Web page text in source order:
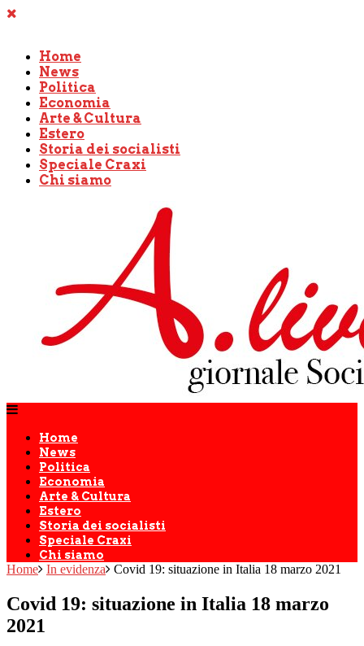
Home
News
Politica
Economia
Arte & Cultura
Estero
Storia dei socialisti
Speciale Craxi
Chi siamo
Home
News
Politica
Economia
Arte & Cultura
Estero
Storia dei socialisti
Speciale Craxi
Chi siamo
Home In evidenza Covid 19: situazione in Italia 18 marzo 2021
Covid 19: situazione in Italia 18 marzo
2021